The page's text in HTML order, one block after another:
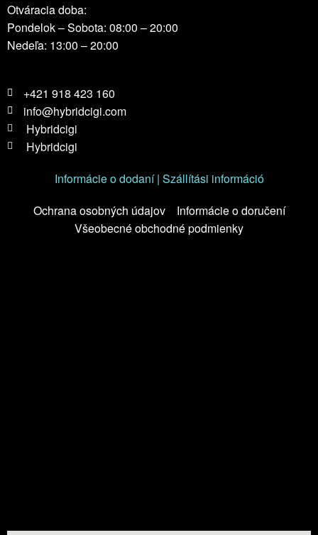
Otváracia doba:
Pondelok – Sobota: 08:00 – 20:00
Nedeľa: 13:00 – 20:00
+421 918 423 160
info@hybridcigi.com
Hybridcigi
Hybridcigi
Informácie o dodaní | Szállítási információ
Ochrana osobných údajov
Informácie o doručení
Všeobecné obchodné podmienky